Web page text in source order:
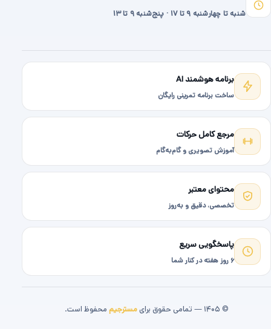
شنبه تا چهارشنبه ۹ تا ۱۷ · پنج‌شنبه ۹ تا ۱۳
برنامه هوشمند AI
ساخت برنامه تمرینی رایگان
مرجع کامل حرکات
آموزش تصویری و گام‌به‌گام
محتوای معتبر
تخصصی، دقیق و به‌روز
پاسخگویی سریع
۶ روز هفته در کنار شما
© ۱۴۰۵ — تمامی حقوق برای مسترجیم محفوظ است.